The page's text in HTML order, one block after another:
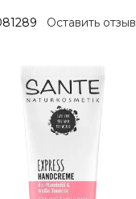
Оставить отзыв